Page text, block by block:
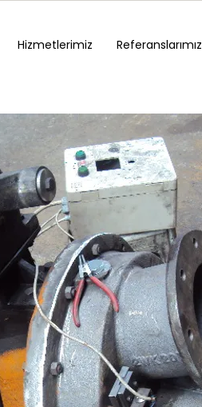
Hizmetlerimiz Referanslarımız